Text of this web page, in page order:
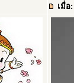
เมื่อ: